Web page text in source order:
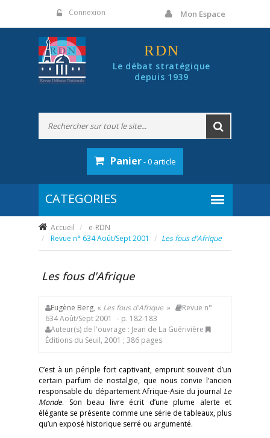
Connexion Mon Espace
RDN
Le débat stratégique
depuis 1939
Panier- 0 article
Accueil
e-RDN
Revue n° 634 Août/Sept 2001
Les fous d'Afrique
Les fous d'Afrique
Eugène Berg, « Les fous d'Afrique »
Revue n°
634 Août/Sept 2001
- p. 182-183
Auteur(s) de l'ouvrage : Jean de La Guérivière
Éditions du Seuil, 2001 ; 386 pages
C’est à un périple fort captivant, emprunt souvent d’un
certain parfum de nostalgie, que nous convie l’ancien
responsable du département Afrique-Asie du journal Le
Monde. Son beau livre écrit d’une plume alerte et
élégante se présente comme une série de tableaux, plus
qu’un exposé historique serré ou argumenté.